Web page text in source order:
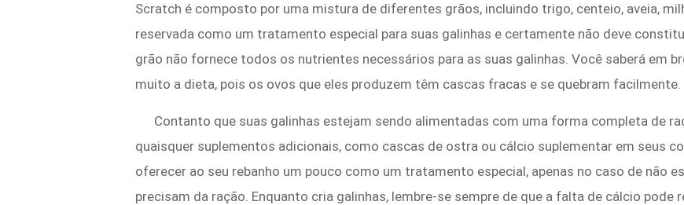
Scratch é composto por uma mistura de diferentes grãos, incluindo trigo, centeio, aveia,
reservada como um tratamento especial para suas galinhas e certamente não deve
grão não fornece todos os nutrientes necessários para as suas galinhas. Você saberá em
muito a dieta, pois os ovos que eles produzem têm cascas fracas e se quebram facilmente.
Contanto que suas galinhas estejam sendo alimentadas com uma forma completa de
quaisquer suplementos adicionais, como cascas de ostra ou cálcio suplementar em seus
oferecer ao seu rebanho um pouco como um tratamento especial, apenas no caso de não
precisam da ração. Enquanto cria galinhas, lembre-se sempre de que a falta de cálcio